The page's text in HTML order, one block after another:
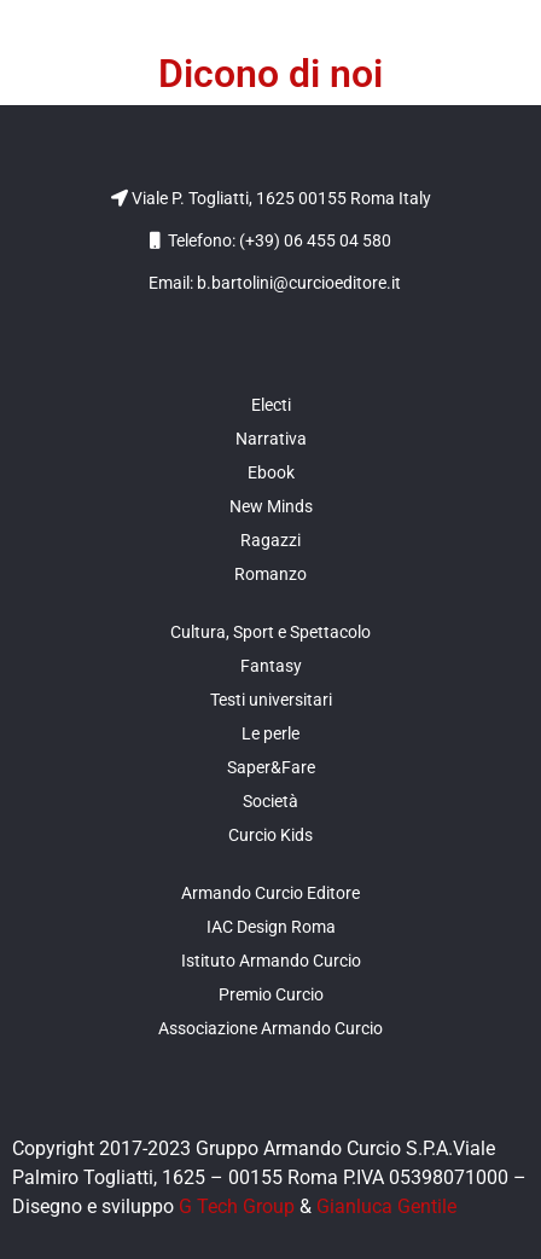
Dicono di noi
Viale P. Togliatti, 1625 00155 Roma Italy
Telefono: (+39) 06 455 04 580
Email: b.bartolini@curcioeditore.it
Electi
Narrativa
Ebook
New Minds
Ragazzi
Romanzo
Cultura, Sport e Spettacolo
Fantasy
Testi universitari
Le perle
Saper&Fare
Società
Curcio Kids
Armando Curcio Editore
IAC Design Roma
Istituto Armando Curcio
Premio Curcio
Associazione Armando Curcio
Copyright 2017-2023 Gruppo Armando Curcio S.P.A.Viale
Palmiro Togliatti, 1625 – 00155 Roma P.IVA 05398071000 –
Disegno e sviluppo G Tech Group & Gianluca Gentile